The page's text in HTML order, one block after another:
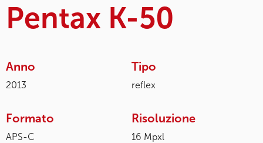
Pentax K-50
Anno
2013
Tipo
reflex
Formato
APS-C
Risoluzione
16 Mpxl